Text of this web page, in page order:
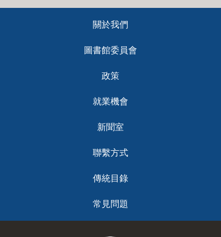
關於我們
圖書館委員會
政策
就業機會
新聞室
聯繫方式
傳統目錄
常見問題